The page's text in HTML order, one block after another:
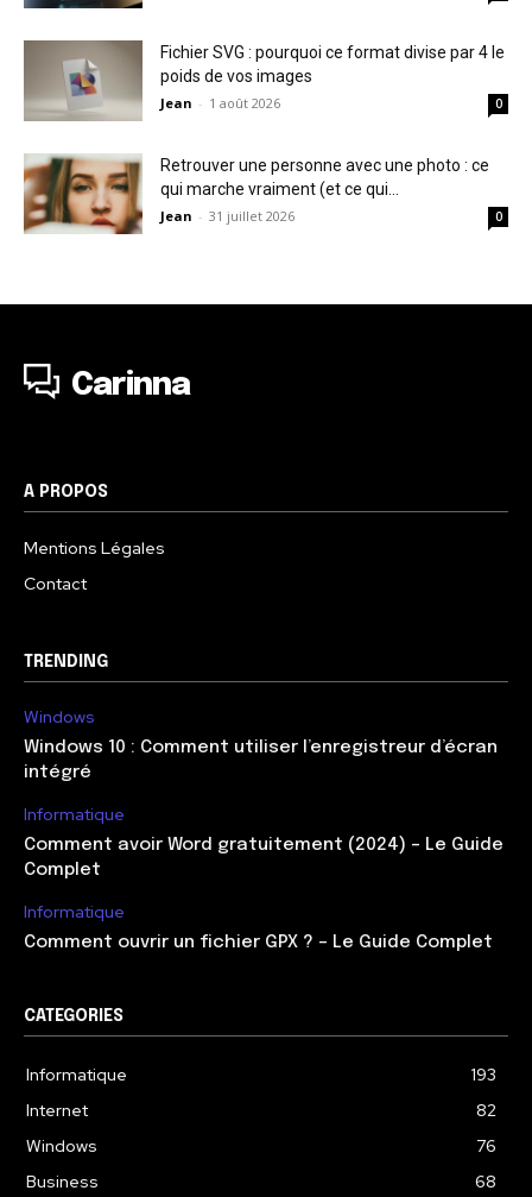
Fichier SVG : pourquoi ce format divise par 4 le
poids de vos images
Jean - 1 août 2026 0
Retrouver une personne avec une photo : ce
qui marche vraiment (et ce qui...
Jean - 31 juillet 2026 0
Carinna
A PROPOS
Mentions Légales
Contact
TRENDING
Windows
Windows 10 : Comment utiliser l’enregistreur d’écran
intégré
Informatique
Comment avoir Word gratuitement (2024) – Le Guide
Complet
Informatique
Comment ouvrir un fichier GPX ? – Le Guide Complet
CATEGORIES
Informatique
193
Internet
82
Windows
76
Business
68